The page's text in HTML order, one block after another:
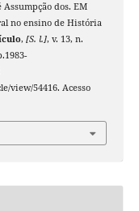
Assumpção dos. EM
no ensino de História
, [S. l.], v. 13, n.
view/54416. Acesso